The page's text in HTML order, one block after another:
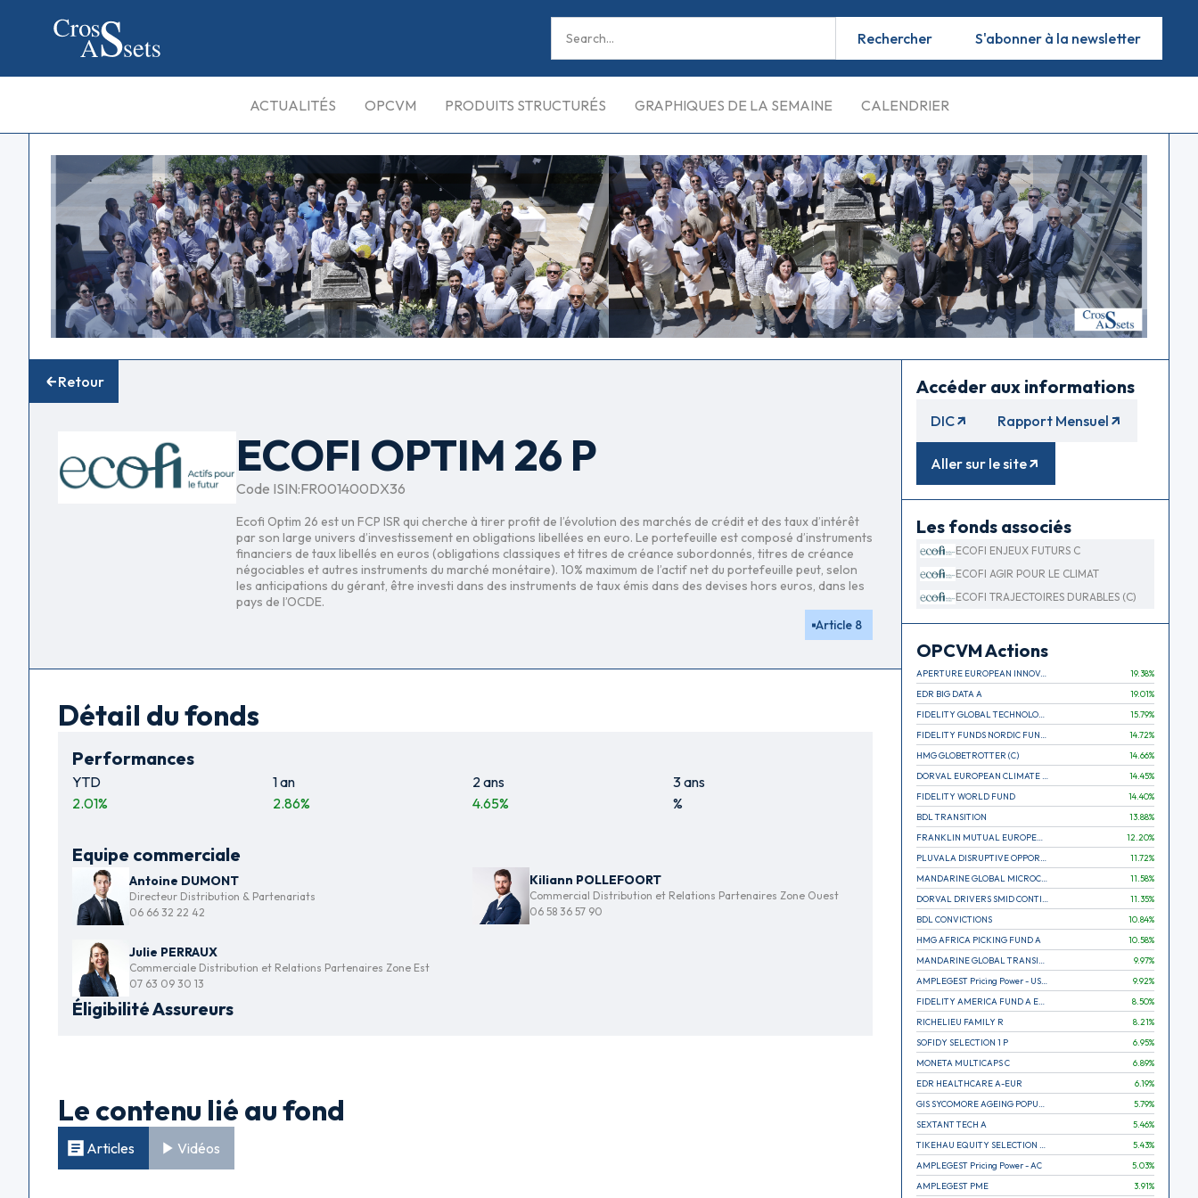
S'abonner à la newsletter
ACTUALITÉS OPCVM PRODUITS STRUCTURÉS GRAPHIQUES DE LA SEMAINE CALENDRIER
Retour
ECOFI OPTIM 26 P
Code ISIN:FR001400DX36
Ecofi Optim 26 est un FCP ISR qui cherche à tirer profit de l’évolution des marchés de crédit et des taux d’intérêt
par son large univers d’investissement en obligations libellées en euro. Le portefeuille est composé d’instruments
financiers de taux libellés en euros (obligations classiques et titres de créance subordonnés, titres de créance
négociables et autres instruments du marché monétaire). 10% maximum de l’actif net du portefeuille peut, selon
les anticipations du gérant, être investi dans des instruments de taux émis dans des devises hors euros, dans les
pays de l’OCDE.
Article 8
Détail du fonds
Performances
YTD
2.01%
1 an
2.86%
2 ans
4.65%
3 ans
%
Equipe commerciale
Antoine DUMONT
Directeur Distribution & Partenariats
06 66 32 22 42
Kiliann POLLEFOORT
Commercial Distribution et Relations Partenaires Zone Ouest
06 58 36 57 90
Julie PERRAUX
Commerciale Distribution et Relations Partenaires Zone Est
07 63 09 30 13
Éligibilité Assureurs
Le contenu lié au fond
Articles Vidéos
Accéder aux informations
DIC Rapport Mensuel
Aller sur le site
Les fonds associés
ECOFI ENJEUX FUTURS C
ECOFI AGIR POUR LE CLIMAT
ECOFI TRAJECTOIRES DURABLES (C)
OPCVM Actions
APERTURE EUROPEAN INNOVATION 19.38%
EDR BIG DATA A
19.01%
15.79%
14.72%
HMG GLOBETROTTER (C)
14.66%
14.45%
FIDELITY WORLD FUND
14.40%
BDL TRANSITION
13.88%
12.20%
11.72%
11.58%
11.35%
BDL CONVICTIONS
10.84%
HMG AFRICA PICKING FUND A
10.58%
9.97%
9.92%
8.50%
RICHELIEU FAMILY R
8.21%
SOFIDY SELECTION 1 P
6.95%
MONETA MULTICAPS C
6.89%
EDR HEALTHCARE A-EUR
6.19%
5.79%
SEXTANT TECH A
5.46%
5.43%
AMPLEGEST Pricing Power - AC
5.03%
AMPLEGEST PME
3.91%